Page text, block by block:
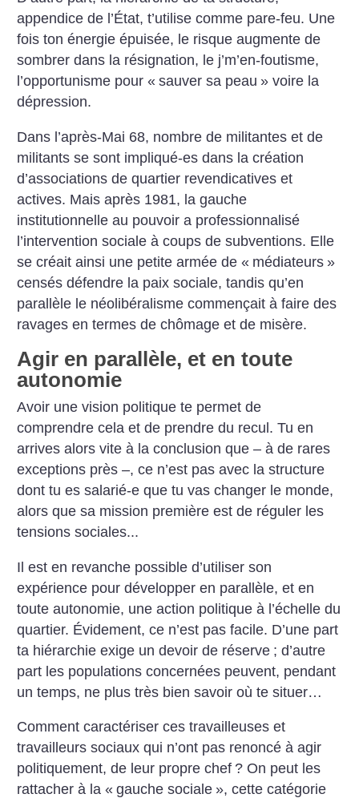
appendice de l’État, t’utilise comme pare-feu. Une
fois ton énergie épuisée, le risque augmente de
sombrer dans la résignation, le j’m’en-foutisme,
l’opportunisme pour « sauver sa peau » voire la
dépression.
Dans l’après-Mai 68, nombre de militantes et de
militants se sont impliqué-es dans la création
d’associations de quartier revendicatives et
actives. Mais après 1981, la gauche
institutionnelle au pouvoir a professionnalisé
l’intervention sociale à coups de subventions. Elle
se créait ainsi une petite armée de « médiateurs »
censés défendre la paix sociale, tandis qu’en
parallèle le néolibéralisme commençait à faire des
ravages en termes de chômage et de misère.
Agir en parallèle, et en toute
autonomie
Avoir une vision politique te permet de
comprendre cela et de prendre du recul. Tu en
arrives alors vite à la conclusion que – à de rares
exceptions près –, ce n’est pas avec la structure
dont tu es salarié-e que tu vas changer le monde,
alors que sa mission première est de réguler les
tensions sociales...
Il est en revanche possible d’utiliser son
expérience pour développer en parallèle, et en
toute autonomie, une action politique à l’échelle du
quartier. Évidement, ce n’est pas facile. D’une part
ta hiérarchie exige un devoir de réserve ; d’autre
part les populations concernées peuvent, pendant
un temps, ne plus très bien savoir où te situer…
Comment caractériser ces travailleuses et
travailleurs sociaux qui n’ont pas renoncé à agir
politiquement, de leur propre chef ? On peut les
rattacher à la « gauche sociale », cette catégorie